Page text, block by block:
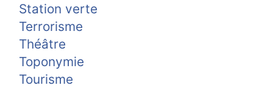
Station verte
Terrorisme
Théâtre
Toponymie
Tourisme